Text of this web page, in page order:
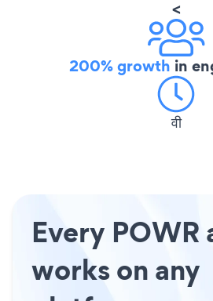
<
200% growth in
वी
Every POWR
works on any